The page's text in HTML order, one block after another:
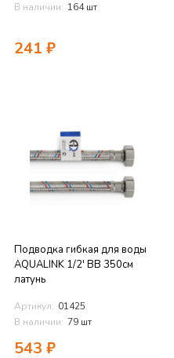
В наличии: 164 шт
241 ₽
Подводка гибкая для воды
AQUALINK 1/2' ВВ 350см
латунь
Артикул: 01425
В наличии: 79 шт
543 ₽